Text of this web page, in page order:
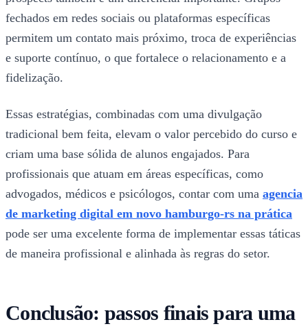
fechados em redes sociais ou plataformas específicas
permitem um contato mais próximo, troca de experiências
e suporte contínuo, o que fortalece o relacionamento e a
fidelização.
Essas estratégias, combinadas com uma divulgação
tradicional bem feita, elevam o valor percebido do curso e
criam uma base sólida de alunos engajados. Para
profissionais que atuam em áreas específicas, como
advogados, médicos e psicólogos, contar com uma agencia
de marketing digital em novo hamburgo-rs na prática
pode ser uma excelente forma de implementar essas táticas
de maneira profissional e alinhada às regras do setor.
Conclusão: passos finais para uma